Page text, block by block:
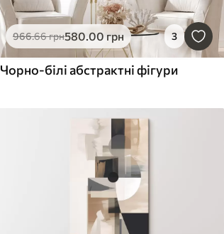
966.66грн580.00 грн 3
Чорно-білі абстрактні фігури